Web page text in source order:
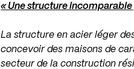
« Une structure
La structure en acier léger
concevoir des maisons de
secteur de la construction